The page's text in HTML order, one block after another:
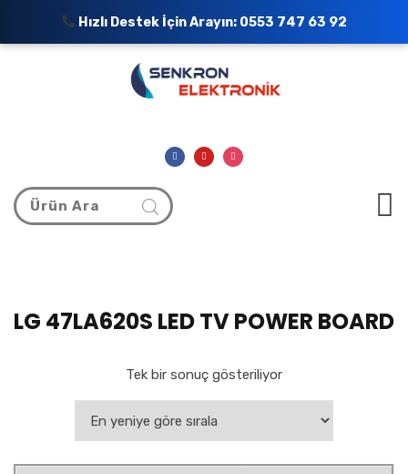
LG 47LA620S LED TV POWER BOARD
Tek bir sonuç gösteriliyor
Hızlı Destek İçin Arayın: 0553 747 63 92